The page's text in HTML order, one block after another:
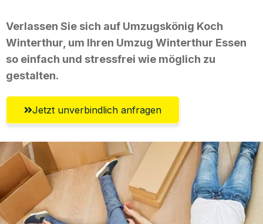
Verlassen Sie sich auf Umzugskönig Koch
Winterthur, um Ihren Umzug Winterthur Essen
so einfach und stressfrei wie möglich zu
gestalten.
Jetzt unverbindlich anfragen